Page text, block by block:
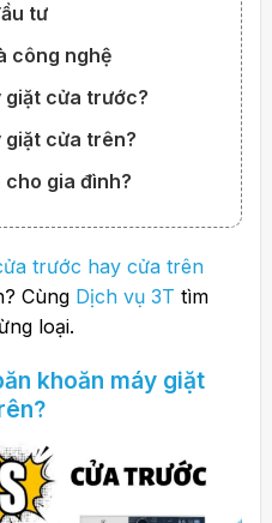
tư
công nghệ
giặt cửa trước?
giặt cửa trên?
cho gia đình?
trước hay cửa trên
Cùng Dịch vụ 3T tìm
loại.
khoăn máy giặt